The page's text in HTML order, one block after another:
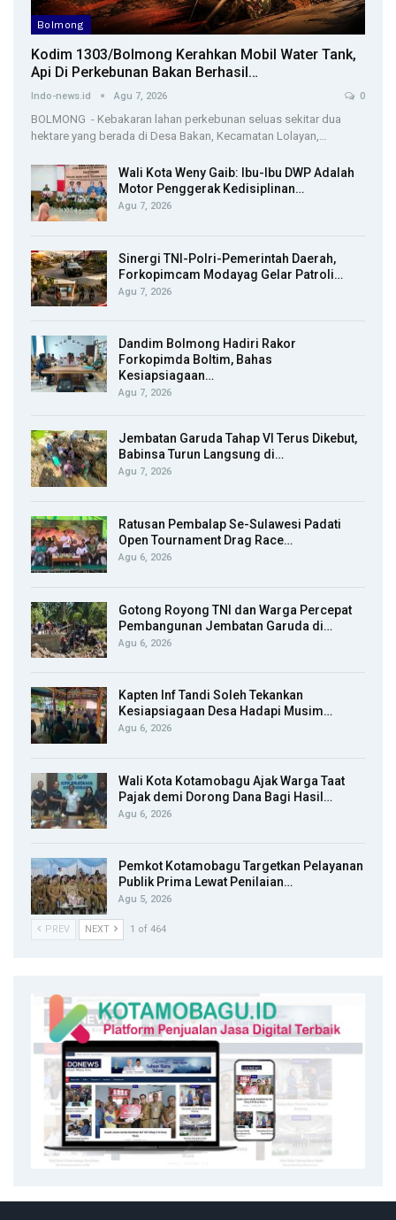
Bolmong
Kodim 1303/Bolmong Kerahkan Mobil Water Tank,
Api Di Perkebunan Bakan Berhasil…
Indo-news.id Agu 7, 2026 0
BOLMONG - Kebakaran lahan perkebunan seluas sekitar dua
hektare yang berada di Desa Bakan, Kecamatan Lolayan,…
Wali Kota Weny Gaib: Ibu-Ibu DWP Adalah
Motor Penggerak Kedisiplinan…
Agu 7, 2026
Sinergi TNI-Polri-Pemerintah Daerah,
Forkopimcam Modayag Gelar Patroli…
Agu 7, 2026
Dandim Bolmong Hadiri Rakor
Forkopimda Boltim, Bahas
Kesiapsiagaan…
Agu 7, 2026
Jembatan Garuda Tahap VI Terus Dikebut,
Babinsa Turun Langsung di…
Agu 7, 2026
Ratusan Pembalap Se-Sulawesi Padati
Open Tournament Drag Race…
Agu 6, 2026
Gotong Royong TNI dan Warga Percepat
Pembangunan Jembatan Garuda di…
Agu 6, 2026
Kapten Inf Tandi Soleh Tekankan
Kesiapsiagaan Desa Hadapi Musim…
Agu 6, 2026
Wali Kota Kotamobagu Ajak Warga Taat
Pajak demi Dorong Dana Bagi Hasil…
Agu 6, 2026
Pemkot Kotamobagu Targetkan Pelayanan
Publik Prima Lewat Penilaian…
Agu 5, 2026
PREV NEXT 1 of 464